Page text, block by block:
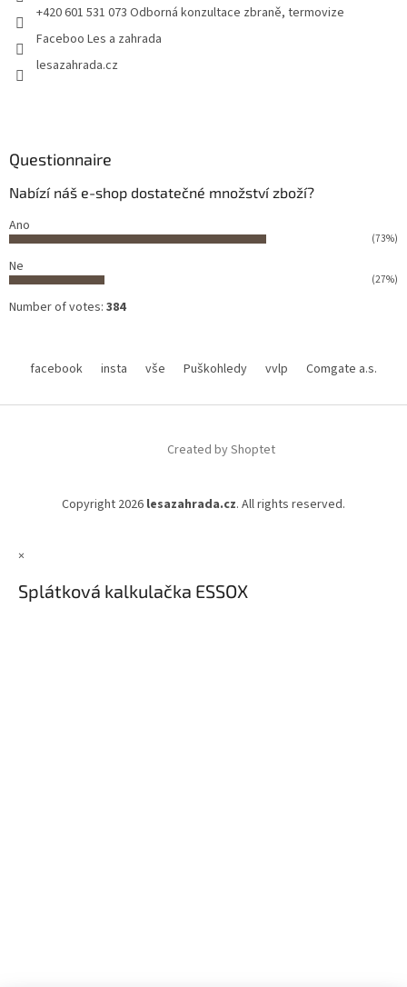
+420 601 531 073 Odborná konzultace zbraně, termovize
Faceboo Les a zahrada
lesazahrada.cz
Questionnaire
Nabízí náš e-shop dostatečné množství zboží?
Ano
(73%)
Ne
(27%)
Number of votes: 384
facebook insta vše Puškohledy vvlp Comgate a.s.
Created by Shoptet
Copyright 2026 lesazahrada.cz. All rights reserved.
×
Splátková kalkulačka ESSOX